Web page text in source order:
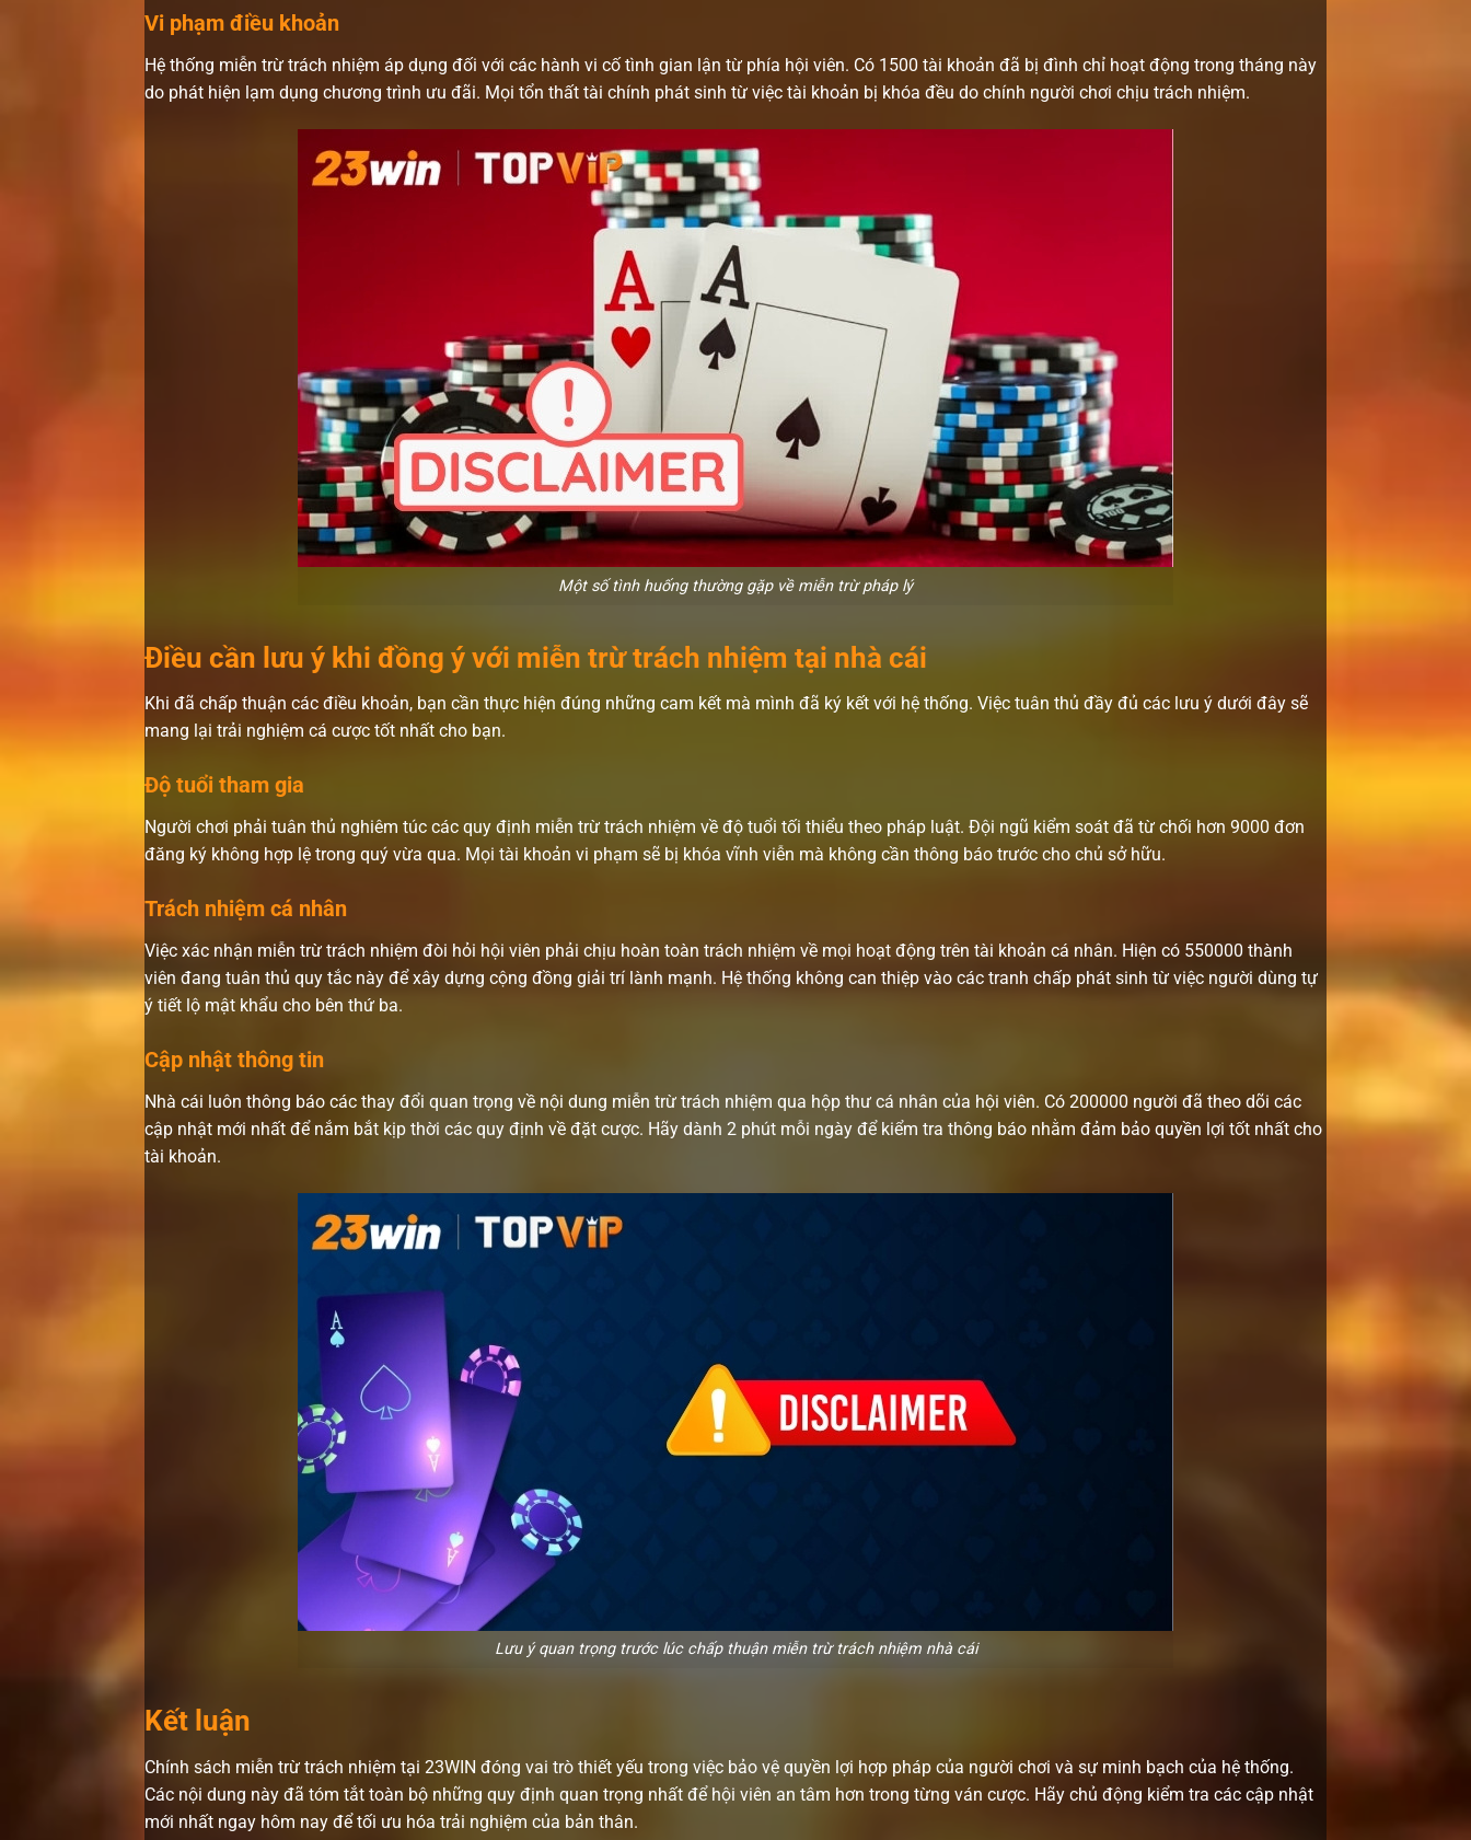
Vi phạm điều khoản
Hệ thống miễn trừ trách nhiệm áp dụng đối với các hành vi cố tình gian lận từ phía hội viên. Có 1500 tài khoản đã bị đình chỉ hoạt động trong tháng này
do phát hiện lạm dụng chương trình ưu đãi. Mọi tổn thất tài chính phát sinh từ việc tài khoản bị khóa đều do chính người chơi chịu trách nhiệm.
Một số tình huống thường gặp về miễn trừ pháp lý
Điều cần lưu ý khi đồng ý với miễn trừ trách nhiệm tại nhà cái
Khi đã chấp thuận các điều khoản, bạn cần thực hiện đúng những cam kết mà mình đã ký kết với hệ thống. Việc tuân thủ đầy đủ các lưu ý dưới đây sẽ
mang lại trải nghiệm cá cược tốt nhất cho bạn.
Độ tuổi tham gia
Người chơi phải tuân thủ nghiêm túc các quy định miễn trừ trách nhiệm về độ tuổi tối thiểu theo pháp luật. Đội ngũ kiểm soát đã từ chối hơn 9000 đơn
đăng ký không hợp lệ trong quý vừa qua. Mọi tài khoản vi phạm sẽ bị khóa vĩnh viễn mà không cần thông báo trước cho chủ sở hữu.
Trách nhiệm cá nhân
Việc xác nhận miễn trừ trách nhiệm đòi hỏi hội viên phải chịu hoàn toàn trách nhiệm về mọi hoạt động trên tài khoản cá nhân. Hiện có 550000 thành
viên đang tuân thủ quy tắc này để xây dựng cộng đồng giải trí lành mạnh. Hệ thống không can thiệp vào các tranh chấp phát sinh từ việc người dùng tự
ý tiết lộ mật khẩu cho bên thứ ba.
Cập nhật thông tin
Nhà cái luôn thông báo các thay đổi quan trọng về nội dung miễn trừ trách nhiệm qua hộp thư cá nhân của hội viên. Có 200000 người đã theo dõi các
cập nhật mới nhất để nắm bắt kịp thời các quy định về đặt cược. Hãy dành 2 phút mỗi ngày để kiểm tra thông báo nhằm đảm bảo quyền lợi tốt nhất cho
tài khoản.
Lưu ý quan trọng trước lúc chấp thuận miễn trừ trách nhiệm nhà cái
Kết luận
Chính sách miễn trừ trách nhiệm tại 23WIN đóng vai trò thiết yếu trong việc bảo vệ quyền lợi hợp pháp của người chơi và sự minh bạch của hệ thống.
Các nội dung này đã tóm tắt toàn bộ những quy định quan trọng nhất để hội viên an tâm hơn trong từng ván cược. Hãy chủ động kiểm tra các cập nhật
mới nhất ngay hôm nay để tối ưu hóa trải nghiệm của bản thân.